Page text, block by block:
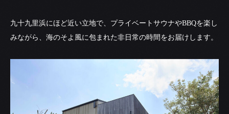
九十九里浜にほど近い立地で、プライベートサウナやBBQを楽し
みながら、海のそよ風に包まれた非日常の時間をお届けします。